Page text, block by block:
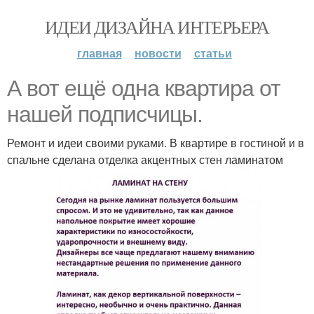
ИДЕИ ДИЗАЙНА ИНТЕРЬЕРА
главная новости статьи
А вот ещё одна квартира от
нашей подписчицы.
Ремонт и идеи своими руками. В квартире в гостиной и в
спальне сделана отделка акцентных стен ламинатом